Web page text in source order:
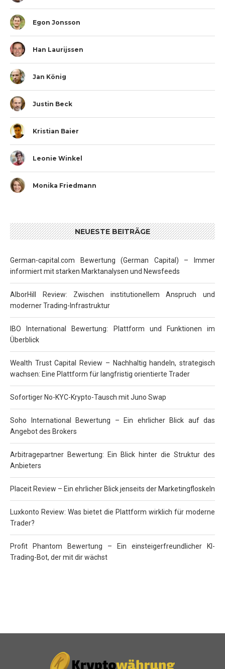
Egon Jonsson
Han Laurijssen
Jan König
Justin Beck
Kristian Baier
Leonie Winkel
Monika Friedmann
NEUESTE BEITRÄGE
German-capital.com Bewertung (German Capital) – Immer
informiert mit starken Marktanalysen und Newsfeeds
AlborHill Review: Zwischen institutionellem Anspruch und
moderner Trading-Infrastruktur
IBO International Bewertung: Plattform und Funktionen im
Überblick
Wealth Trust Capital Review – Nachhaltig handeln, strategisch
wachsen: Eine Plattform für langfristig orientierte Trader
Sofortiger No-KYC-Krypto-Tausch mit Juno Swap
Soho International Bewertung – Ein ehrlicher Blick auf das
Angebot des Brokers
Arbitragepartner Bewertung: Ein Blick hinter die Struktur des
Anbieters
Placeit Review – Ein ehrlicher Blick jenseits der Marketingfloskeln
Luxkonto Review: Was bietet die Plattform wirklich für moderne
Trader?
Profit Phantom Bewertung – Ein einsteigerfreundlicher KI-
Trading-Bot, der mit dir wächst